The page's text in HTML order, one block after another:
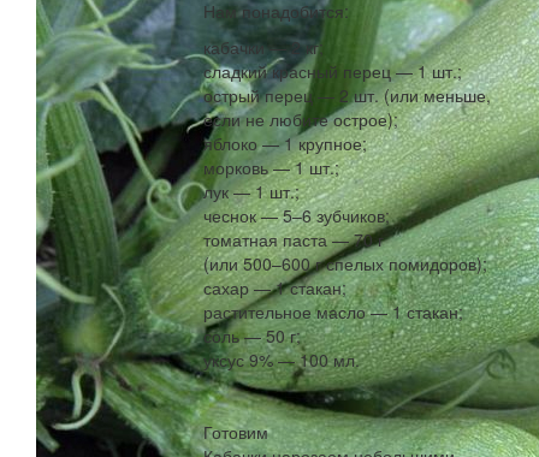
Нам понадобится:
кабачки — 2 кг;
сладкий красный перец — 1 шт.;
острый перец — 2 шт. (или меньше,
если не любите острое);
яблоко — 1 крупное;
морковь — 1 шт.;
лук — 1 шт.;
чеснок — 5–6 зубчиков;
томатная паста — 70 г
(или 500–600 г спелых помидоров);
сахар — 1 стакан;
растительное масло — 1 стакан;
соль — 50 г;
уксус 9% — 100 мл.
Готовим